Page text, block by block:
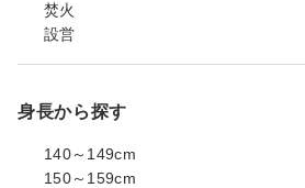
焚火
設営
身長から探す
140～149cm
150～159cm